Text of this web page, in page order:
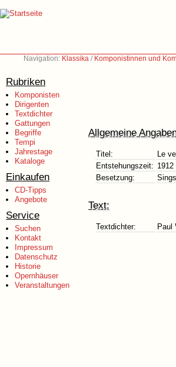
Navigation: Klassika / Komponistinnen und
Rubriken
Komponisten
Dirigenten
Textdichter
Gattungen
Begriffe
Tempi
Jahrestage
Kataloge
Einkaufen
CD-Tipps
Angebote
Service
Suchen
Kontakt
Impressum
Datenschutz
Historie
Opernhäuser
Veranstaltungen
Allgemeine
Titel:
Le
Entstehungszeit: 1912
Besetzung:
Text:
Textdichter:
Paul